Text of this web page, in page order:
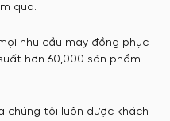
qua.
nhu cầu may đồng phục
hơn 60,000 sản phẩm
chúng tôi luôn được khách